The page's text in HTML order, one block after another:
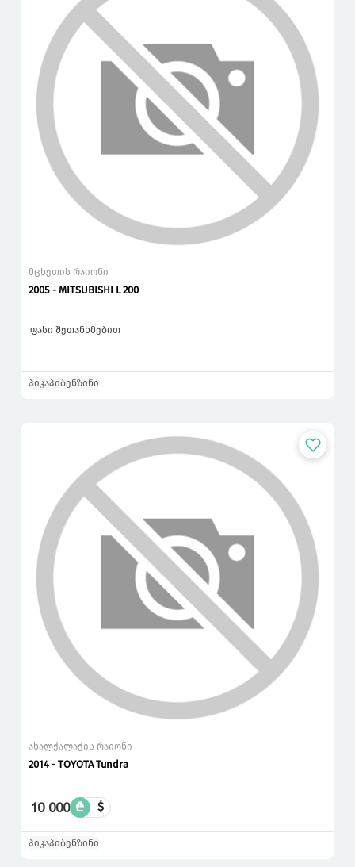
მცხეთის რაიონი
2005 - MITSUBISHI L 200
ფასი შეთანხმებით
პიკაპიბენზინი
ახალქალაქის რაიონი
2014 - TOYOTA Tundra
10 000 ₾ $
პიკაპიბენზინი